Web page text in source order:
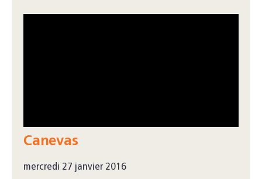
Canevas
mercredi 27 janvier 2016